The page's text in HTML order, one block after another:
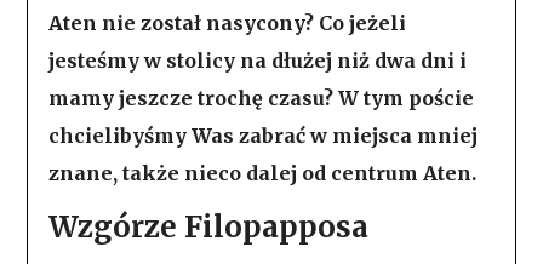
Aten nie został nasycony? Co jeżeli
jesteśmy w stolicy na dłużej niż dwa dni i
mamy jeszcze trochę czasu? W tym poście
chcielibyśmy Was zabrać w miejsca mniej
znane, także nieco dalej od centrum Aten.
Wzgórze Filopapposa